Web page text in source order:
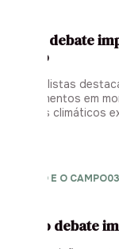
Painel debate
o agro
Especialistas
investimentos em
eventos climáticos
EL NIÑO E O CAMPO
Evento debate